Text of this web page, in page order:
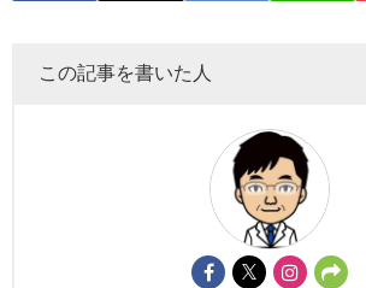
この記事を書いた人